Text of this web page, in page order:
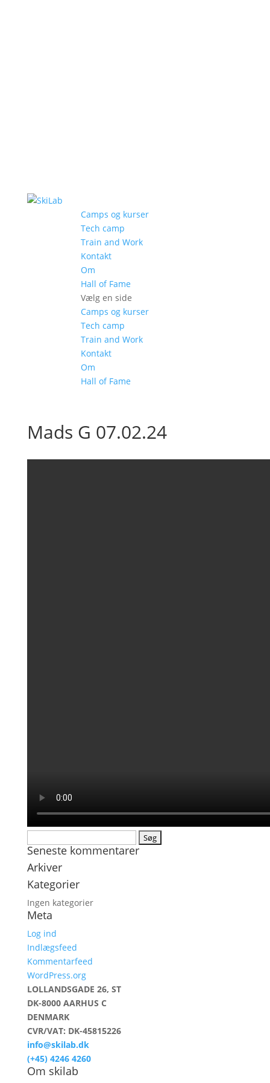
Camps og kurser
Tech camp
Train and Work
Kontakt
Om
Hall of Fame
Vælg en side
Camps og kurser
Tech camp
Train and Work
Kontakt
Om
Hall of Fame
Mads G 07.02.24
efter:
Seneste kommentarer
Arkiver
Kategorier
Ingen kategorier
Meta
Log ind
Indlægsfeed
Kommentarfeed
WordPress.org
LOLLANDSGADE 26, ST
DK-8000 AARHUS C
DENMARK
CVR/VAT: DK-45815226
info@skilab.dk
(+45) 4246 4260
Om skilab